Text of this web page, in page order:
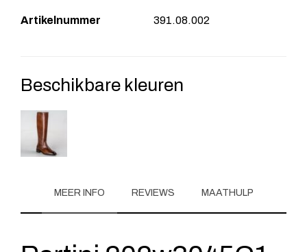
Artikelnummer 391.08.002
Beschikbare kleuren
MEER INFO REVIEWS MAATHULP